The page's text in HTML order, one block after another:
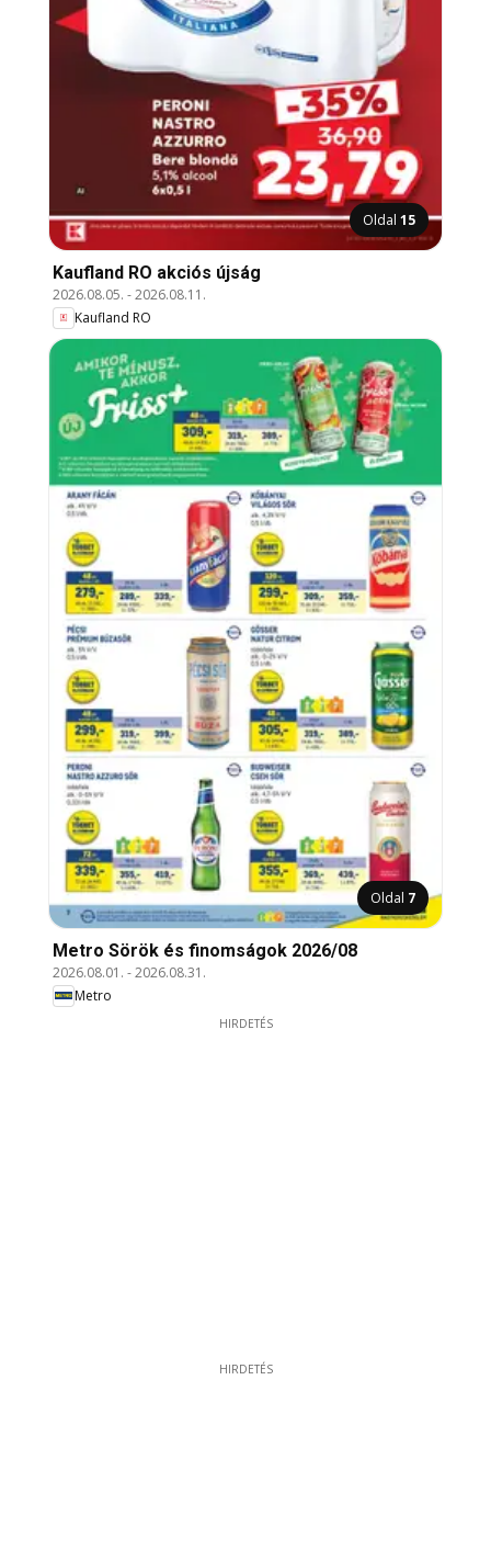
Oldal 15
Kaufland RO akciós újság
2026.08.05. -2026.08.11.
Kaufland RO
Oldal 7
Metro Sörök és finomságok 2026/08
2026.08.01. -2026.08.31.
Metro
HIRDETÉS
HIRDETÉS